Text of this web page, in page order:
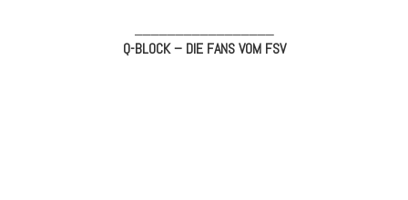
Q-BLOCK – DIE FANS VOM FSV